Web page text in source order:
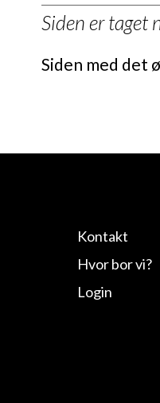
Siden er taget
Siden med det
Kontakt
Hvor bor vi?
Login